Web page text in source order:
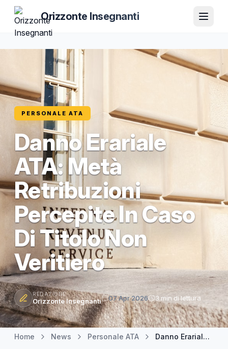
Orizzonte Insegnanti
PERSONALE ATA
Danno Erariale
ATA: Metà
Retribuzioni
Percepite In Caso
Di Titolo Non
Veritiero
REDAZIONE
Orizzonte Insegnanti 07 Apr 2026 3 min di lettura
Home News Personale ATA Danno Erariale ATA: Metà Retribuzioni Percepite In Caso Di Titolo Non Veritiero